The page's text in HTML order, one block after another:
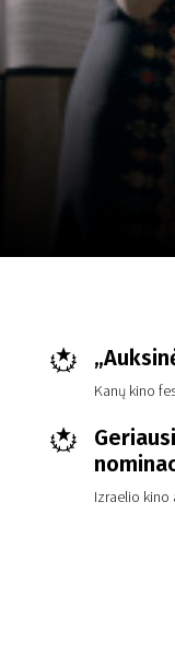
Kanų kino
Izraelio